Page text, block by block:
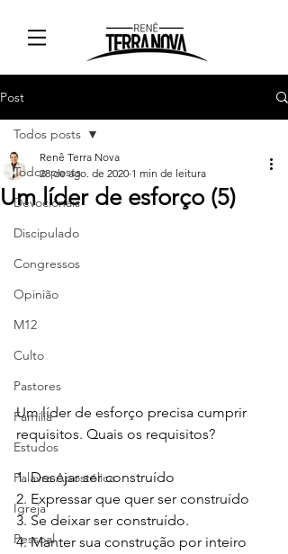
Post
Todos posts
Devocionais
Discipulado
Congressos
Opinião
M12
Culto
Pastores
Família
Estudos
Palavra Apostólica
Igreja
Pessoal
Todos posts
Um líder de esforço (5)
Renê Terra Nova
28 de ago. de 2020 1 min de leitura
Um líder de esforço precisa cumprir
requisitos. Quais os requisitos?
1. Desejar ser construído
2. Expressar que quer ser construído
3. Se deixar ser construído.
4. Manter sua construção por inteiro